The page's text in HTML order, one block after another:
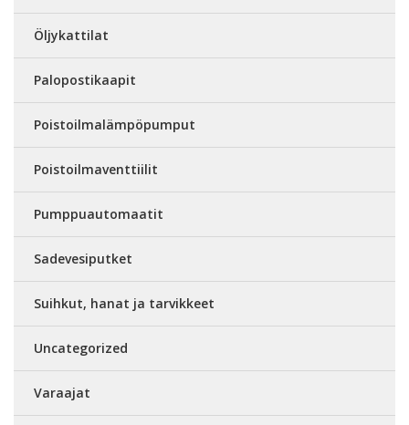
Öljykattilat
Palopostikaapit
Poistoilmalämpöpumput
Poistoilmaventtiilit
Pumppuautomaatit
Sadevesiputket
Suihkut, hanat ja tarvikkeet
Uncategorized
Varaajat